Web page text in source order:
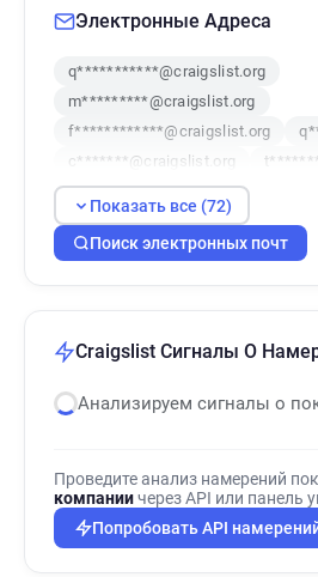
Электронные Адреса
q***********@craigslist.org
m*********@craigslist.org
f************@craigslist.org
c*******@craigslist.org
m************@craigslist.org
v********@craigslist.org
s********@craigslist.org
h**********@craigslist.org
q**********@craigslist.org
z******@craigslist.org
q**********@craigslist.org
o*********@craigslist.org
Показать все (72)
Поиск электронных почт
Craigslist Сигналы О
Анализируем сигналы о
Проведите анализ намерений
компаниичерез API или панель
Попробовать API